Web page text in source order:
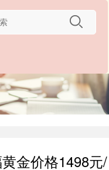
金价格1498元/